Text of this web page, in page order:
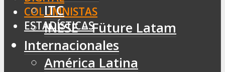
COLUMNISTAS
ESTADÍSTICAS
ITC
INESE – Füture Latam
Internacionales
América Latina